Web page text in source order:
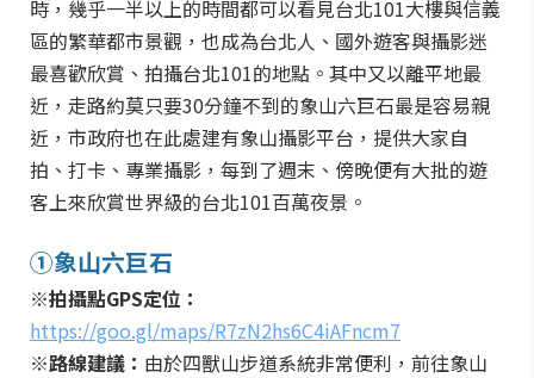
時，幾乎一半以上的時間都可以看見台北101大樓與信義
區的繁華都市景觀，也成為台北人、國外遊客與攝影迷
最喜歡欣賞、拍攝台北101的地點。其中又以離平地最
近，走路約莫只要30分鐘不到的象山六巨石最是容易親
近，市政府也在此處建有象山攝影平台，提供大家自
拍、打卡、專業攝影，每到了週末、傍晚便有大批的遊
客上來欣賞世界級的台北101百萬夜景。
①象山六巨石
※拍攝點GPS定位：
https://goo.gl/maps/R7zN2hs6C4iAFncm7
※路線建議： 由於四獸山步道系統非常便利，前往象山